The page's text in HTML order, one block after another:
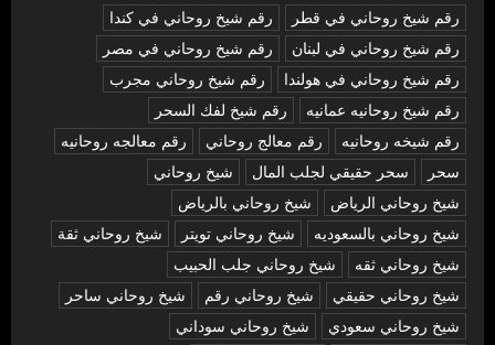
رقم شيخ روحاني في قطر
رقم شيخ روحاني في كندا
رقم شيخ روحاني في لبنان
رقم شيخ روحاني في مصر
رقم شيخ روحاني في هولندا
رقم شيخ روحاني مجرب
رقم شيخ روحانيه عمانيه
رقم شيخ لفك السحر
رقم شيخه روحانيه
رقم معالج روحاني
رقم معالجه روحانيه
سحر
سحر حقيقي لجلب المال
شيخ روحاني
شيخ روحاني الرياض
شيخ روحاني بالرياض
شيخ روحاني بالسعوديه
شيخ روحاني تويتر
شيخ روحاني ثقة
شيخ روحاني ثقه
شيخ روحاني جلب الحبيب
شيخ روحاني حقيقي
شيخ روحاني رقم
شيخ روحاني ساحر
شيخ روحاني سعودي
شيخ روحاني سوداني